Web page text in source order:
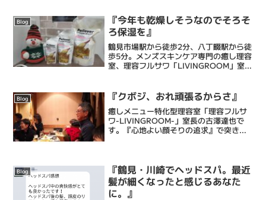
Blog
『今年も乾燥しそうなのでそろそ
ろ保湿を』
鶴見市場駅から徒歩2分、八丁畷駅から徒
歩5分。メンズスキンケア専門の癒し理容
室、理容フルサワ「LIVINGROOM」室長
するヒゲ脱毛、頭皮環境を整えるヘッド
スパ、等で癒...
Blog 『クボジ、おれ頑張るからさ』
癒しメニュー特化型理容室「理容フルサ
ワ-LIVINGROOM-」室長の古澤達也で
す。『心地よい顔そりの追求』で突き抜
もたらし、...
Blog
『鶴見・川崎でヘッドスパ。最近
髪が細くなったと感じるあなた
に。』